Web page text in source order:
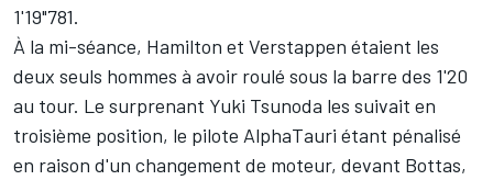
1'19"781.
À la mi-séance, Hamilton et Verstappen étaient les
deux seuls hommes à avoir roulé sous la barre des 1'20
au tour. Le surprenant Yuki Tsunoda les suivait en
troisième position, le pilote AlphaTauri étant pénalisé
en raison d'un changement de moteur, devant Bottas,